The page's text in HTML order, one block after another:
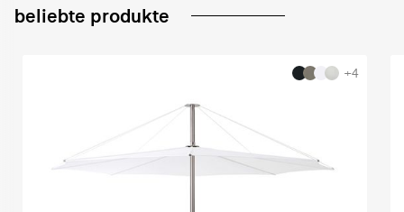
beliebte produkte
+4